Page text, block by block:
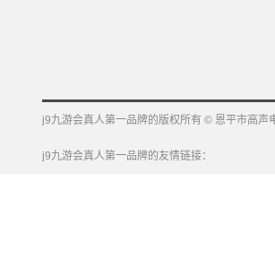
j9九游会真人第一品牌的版权所有 © 恩平市高声
j9九游会真人第一品牌的友情链接：